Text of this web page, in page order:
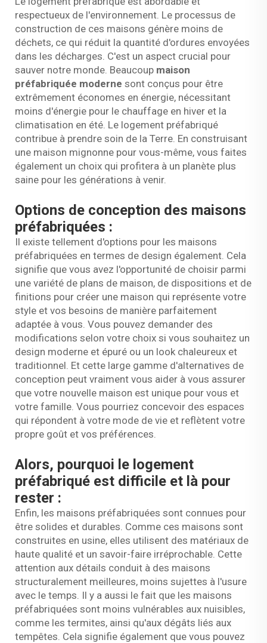
respectueux de l'environnement. Le processus de
construction de ces maisons génère moins de
déchets, ce qui réduit la quantité d'ordures envoyées
dans les décharges. C'est un aspect crucial pour
sauver notre monde. Beaucoup maison
préfabriquée moderne sont conçus pour être
extrêmement économes en énergie, nécessitant
moins d'énergie pour le chauffage en hiver et la
climatisation en été. Le logement préfabriqué
contribue à prendre soin de la Terre. En construisant
une maison mignonne pour vous-même, vous faites
également un choix qui profitera à un planète plus
saine pour les générations à venir.
Options de conception des maisons
préfabriquées :
Il existe tellement d'options pour les maisons
préfabriquées en termes de design également. Cela
signifie que vous avez l'opportunité de choisir parmi
une variété de plans de maison, de dispositions et de
finitions pour créer une maison qui représente votre
style et vos besoins de manière parfaitement
adaptée à vous. Vous pouvez demander des
modifications selon votre choix si vous souhaitez un
design moderne et épuré ou un look chaleureux et
traditionnel. Et cette large gamme d'alternatives de
conception peut vraiment vous aider à vous assurer
que votre nouvelle maison est unique pour vous et
votre famille. Vous pourriez concevoir des espaces
qui répondent à votre mode de vie et reflètent votre
propre goût et vos préférences.
Alors, pourquoi le logement
préfabriqué est difficile et là pour
rester :
Enfin, les maisons préfabriquées sont connues pour
être solides et durables. Comme ces maisons sont
construites en usine, elles utilisent des matériaux de
haute qualité et un savoir-faire irréprochable. Cette
attention aux détails conduit à des maisons
structuralement meilleures, moins sujettes à l'usure
avec le temps. Il y a aussi le fait que les maisons
préfabriquées sont moins vulnérables aux nuisibles,
comme les termites, ainsi qu'aux dégâts liés aux
tempêtes. Cela signifie également que vous pouvez